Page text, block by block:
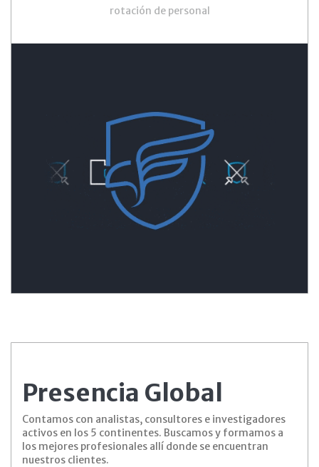
rotación de personal
Presencia Global
Contamos con analistas, consultores e investigadores
activos en los 5 continentes. Buscamos y formamos a
los mejores profesionales allí donde se encuentran
nuestros clientes.